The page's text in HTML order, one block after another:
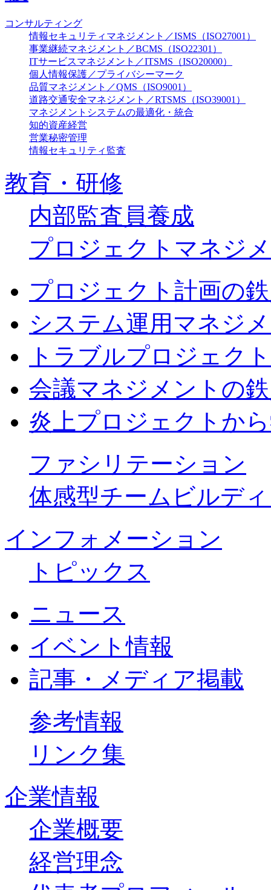
コンサルティング
情報セキュリティマネジメント／ISMS（ISO27001）
事業継続マネジメント／BCMS（ISO22301）
ITサービスマネジメント／ITSMS（ISO20000）
個人情報保護／プライバシーマーク
品質マネジメント／QMS（ISO9001）
道路交通安全マネジメント／RTSMS（ISO39001）
マネジメントシステムの最適化・統合
知的資産経営
営業秘密管理
情報セキュリティ監査
教育・研修
内部監査員養成
プロジェクトマネジ
プロジェクト計画の
システム運用マネジ
トラブルプロジェク
会議マネジメントの
炎上プロジェクトか
ファシリテーション
体感型チームビルデ
インフォメーション
トピックス
ニュース
イベント情報
記事・メディア掲載
参考情報
リンク集
企業情報
企業概要
経営理念